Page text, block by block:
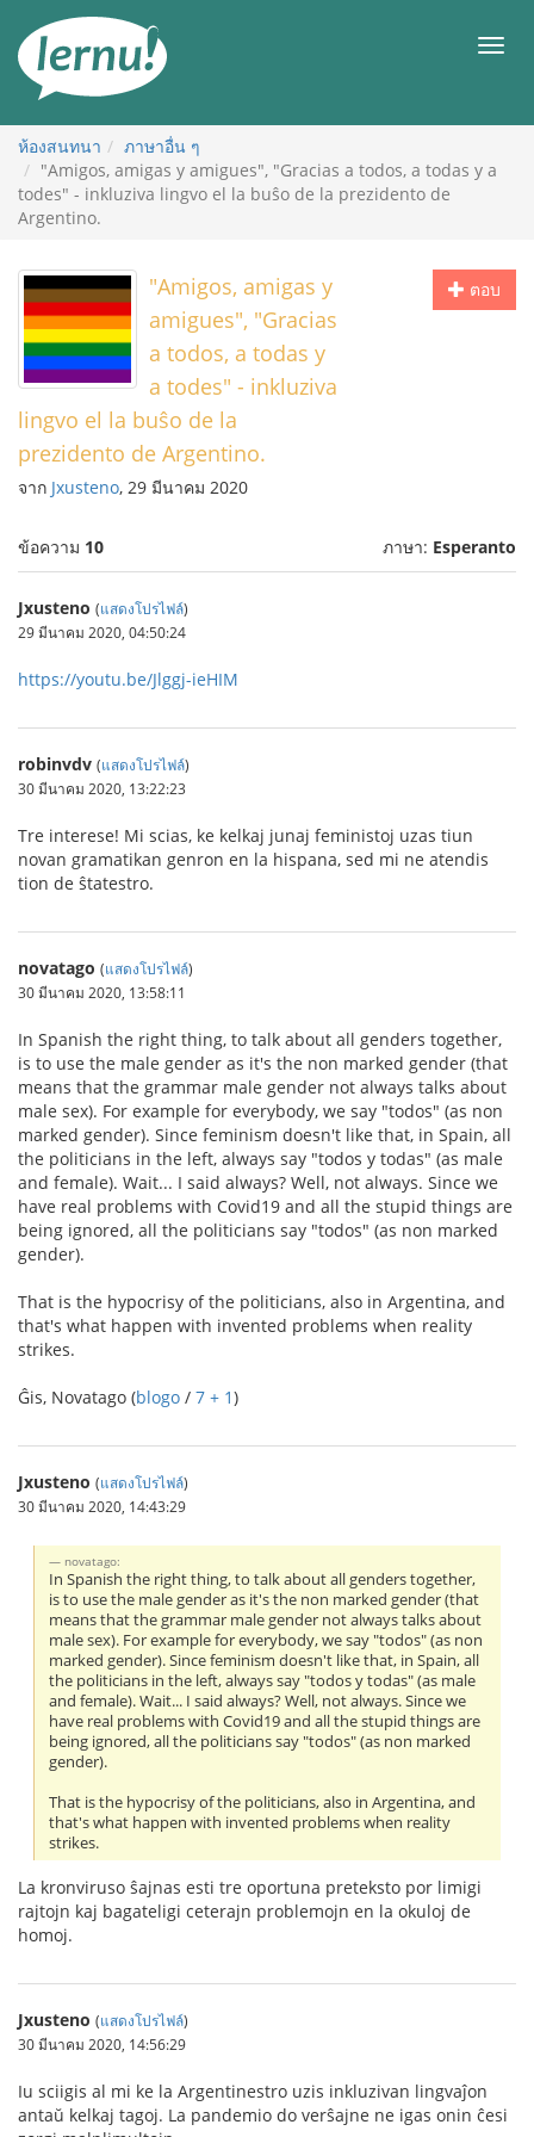
สารบัญ
เมนู
ห้องสนทนา
ภาษาอื่น ๆ
"Amigos, amigas y amigues", "Gracias a todos, a todas y a
todes" - inkluziva lingvo el la buŝo de la prezidento de
Argentino.
ตอบ
"Amigos, amigas y
amigues", "Gracias
a todos, a todas y
a todes" - inkluziva
lingvo el la buŝo de la
prezidento de Argentino.
จาก Jxusteno, 29 มีนาคม 2020
ข้อความ 10 ภาษา: Esperanto
Jxusteno (แสดงโปรไฟล์)
29 มีนาคม 2020, 04:50:24
https://youtu.be/Jlggj-ieHIM
robinvdv (แสดงโปรไฟล์)
30 มีนาคม 2020, 13:22:23
Tre interese! Mi scias, ke kelkaj junaj feministoj uzas tiun
novan gramatikan genron en la hispana, sed mi ne atendis
tion de ŝtatestro.
novatago (แสดงโปรไฟล์)
30 มีนาคม 2020, 13:58:11
In Spanish the right thing, to talk about all genders together,
is to use the male gender as it's the non marked gender (that
means that the grammar male gender not always talks about
male sex). For example for everybody, we say "todos" (as non
marked gender). Since feminism doesn't like that, in Spain, all
the politicians in the left, always say "todos y todas" (as male
and female). Wait... I said always? Well, not always. Since we
have real problems with Covid19 and all the stupid things are
being ignored, all the politicians say "todos" (as non marked
gender).
That is the hypocrisy of the politicians, also in Argentina, and
that's what happen with invented problems when reality
strikes.
Ĝis, Novatago (blogo / 7 + 1)
Jxusteno (แสดงโปรไฟล์)
30 มีนาคม 2020, 14:43:29
novatago:
In Spanish the right thing, to talk about all genders together,
is to use the male gender as it's the non marked gender (that
means that the grammar male gender not always talks about
male sex). For example for everybody, we say "todos" (as non
marked gender). Since feminism doesn't like that, in Spain, all
the politicians in the left, always say "todos y todas" (as male
and female). Wait... I said always? Well, not always. Since we
have real problems with Covid19 and all the stupid things are
being ignored, all the politicians say "todos" (as non marked
gender).
That is the hypocrisy of the politicians, also in Argentina, and
that's what happen with invented problems when reality
strikes.
La kronviruso ŝajnas esti tre oportuna preteksto por limigi
rajtojn kaj bagateligi ceterajn problemojn en la okuloj de
homoj.
Jxusteno (แสดงโปรไฟล์)
30 มีนาคม 2020, 14:56:29
Iu sciigis al mi ke la Argentinestro uzis inkluzivan lingvaĵon
antaŭ kelkaj tagoj. La pandemio do verŝajne ne igas onin ĉesi